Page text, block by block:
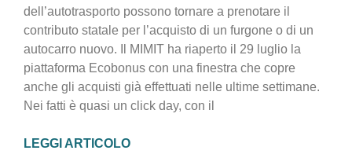
dell’autotrasporto possono tornare a prenotare il
contributo statale per l’acquisto di un furgone o di un
autocarro nuovo. Il MIMIT ha riaperto il 29 luglio la
piattaforma Ecobonus con una finestra che copre
anche gli acquisti già effettuati nelle ultime settimane.
Nei fatti è quasi un click day, con il
LEGGI ARTICOLO